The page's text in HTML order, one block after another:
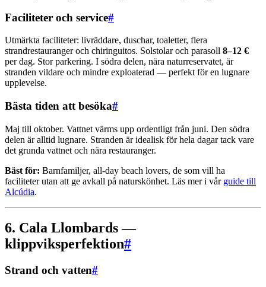
Faciliteter och service#
Utmärkta faciliteter: livräddare, duschar, toaletter, flera
strandrestauranger och chiringuitos. Solstolar och parasoll 8–12 €
per dag. Stor parkering. I södra delen, nära naturreservatet, är
stranden vildare och mindre exploaterad — perfekt för en lugnare
upplevelse.
Bästa tiden att besöka#
Maj till oktober. Vattnet värms upp ordentligt från juni. Den södra
delen är alltid lugnare. Stranden är idealisk för hela dagar tack vare
det grunda vattnet och nära restauranger.
Bäst för: Barnfamiljer, all-day beach lovers, de som vill ha
faciliteter utan att ge avkall på naturskönhet. Läs mer i vår guide till
Alcúdia.
6. Cala Llombards —
klippviksperfektion#
Strand och vatten#